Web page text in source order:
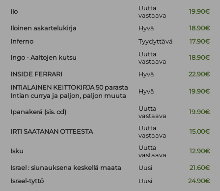
Ilo
Uutta
vastaava
19.90€
Iloinen askartelukirja Hyvä
18.90€
Inferno
Tyydyttävä 17.90€
Ingo - Aaltojen kutsu
Uutta
vastaava
18.90€
INSIDE FERRARI Hyvä
22.90€
INTIALAINEN KEITTOKIRJA 50 parasta
Intian currya ja paljon, paljon muuta
Hyvä 19.90€
Ipanakerä (sis. cd)
Uutta
vastaava
19.90€
IRTI SAATANAN OTTEESTA
Uutta
vastaava
15.00€
Isku
Uutta
vastaava
12.90€
Israel : siunauksena keskellä maata Uusi
21.60€
Israel-tyttö
Uusi 24.90€